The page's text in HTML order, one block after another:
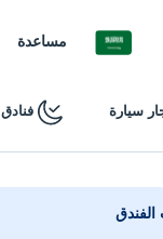
مساعدة
سيارة